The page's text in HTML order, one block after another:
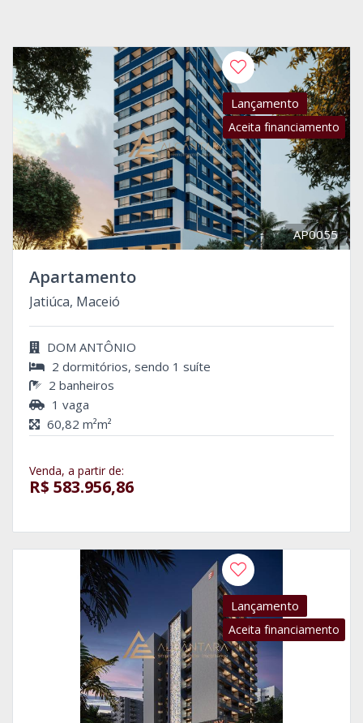
Lançamento
Aceita financiamento
AP0055
Apartamento
Jatiúca, Maceió
DOM ANTÔNIO
2 dormitórios, sendo 1 suíte
2 banheiros
1 vaga
60,82 m²m²
Venda, a partir de:
R$ 583.956,86
Lançamento
Aceita financiamento